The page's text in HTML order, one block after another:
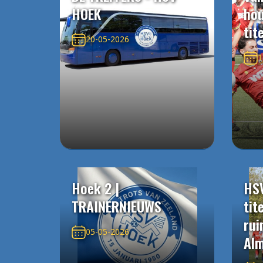
HOEK
20-05-2026
Hoek 2 |
TRAINERNIEUWS
05-05-2026